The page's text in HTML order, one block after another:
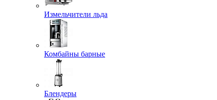
Измельчители льда
Комбайны барные
Блендеры